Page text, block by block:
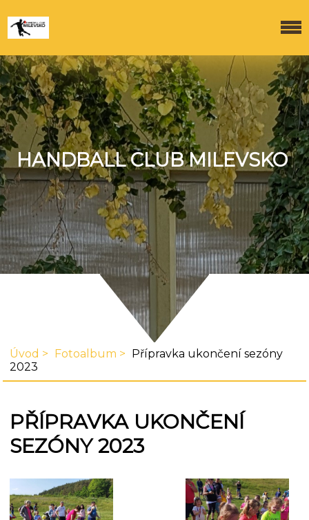
HANDBALL CLUB MILEVSKO
Úvod Fotoalbum
Přípravka ukončení sezóny
2023
PŘÍPRAVKA UKONČENÍ
SEZÓNY 2023